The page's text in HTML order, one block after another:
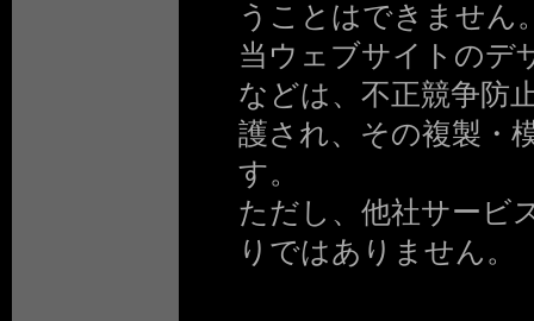
うことはできません
当ウェブサイトのデ
などは、不正競争防
護され、その複製・
す。
ただし、他社サービ
りではありません。